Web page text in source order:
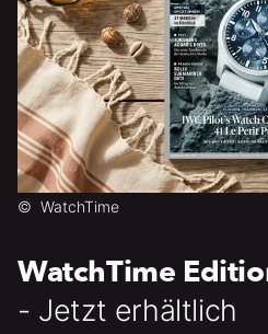
© WatchTime
WatchTime
- Jetzt erhältlich